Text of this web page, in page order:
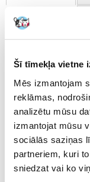
Šī tīmekļa vietne
Mēs izmantojam
reklāmas,
analizētu mūsu
izmantojat mūsu
sociālās saziņas
partneriem, kuri
sniedzat vai ko
Flexi New Classic
materiāla, kas
Pavediena materiāls
reakcijas.
Siksnu var bloķēt
Pateicoties tam,
mājdzīvnieku. Suņa
vienkārši nospiediet
Krāsa: zila
Izmērs: M
Pavediena garums: 5m